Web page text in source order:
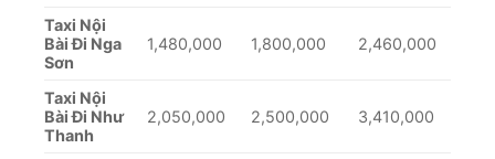
Taxi Nội
Bài Đi Nga
Sơn
1,480,000 1,800,000 2,460,000
Taxi Nội
Bài Đi Như
Thanh
2,050,000 2,500,000 3,410,000